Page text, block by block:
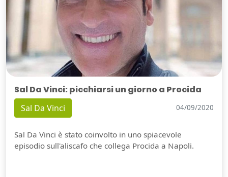
Sal Da Vinci: picchiarsi un giorno a Procida
Sal Da Vinci 04/09/2020
Sal Da Vinci è stato coinvolto in uno spiacevole
episodio sull'aliscafo che collega Procida a Napoli.